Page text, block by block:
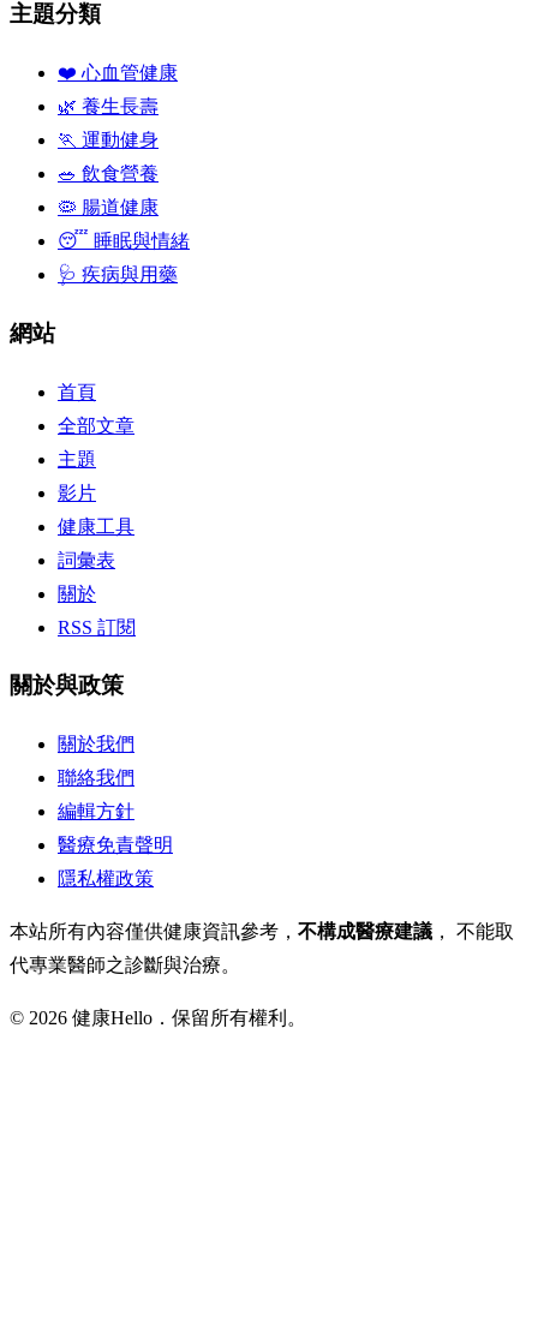
主題分類
❤️ 心血管健康
🌿 養生長壽
🏃 運動健身
🥗 飲食營養
🦠 腸道健康
😴 睡眠與情緒
🩺 疾病與用藥
網站
首頁
全部文章
主題
影片
健康工具
詞彙表
關於
RSS 訂閱
關於與政策
關於我們
聯絡我們
編輯方針
醫療免責聲明
隱私權政策
本站所有內容僅供健康資訊參考， 不構成醫療建議 ， 不能取
代專業醫師之診斷與治療。
© 2026 健康Hello．保留所有權利。